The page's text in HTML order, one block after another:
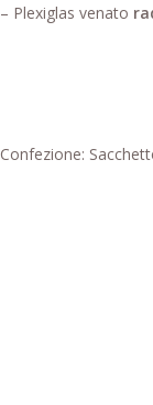
– Plexiglas venato
Confezione: